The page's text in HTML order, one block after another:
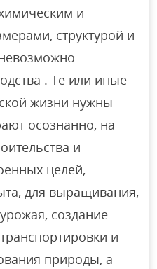
и
структурой и
. Те или иные
жизни нужны
осознанно, на
и
целей,
для выращивания,
создание
и
природы, а